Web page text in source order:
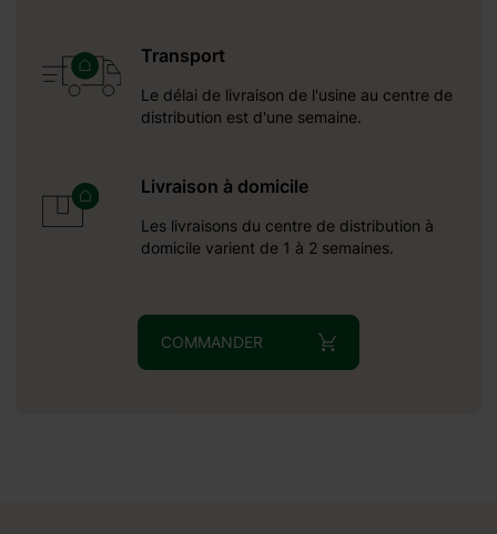
Transport
Le délai de livraison de l'usine au centre de
distribution est d'une semaine.
Livraison à domicile
Les livraisons du centre de distribution à
domicile varient de 1 à 2 semaines.
COMMANDER
réception autour du:
19.10.2026